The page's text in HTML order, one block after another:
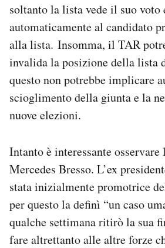
soltanto la lista vede il suo voto
automaticamente al candidato
alla lista. Insomma, il TAR
invalida la posizione della lista
questo non potrebbe implicare
scioglimento della giunta e la
nuove elezioni.
Intanto è interessante osservare
Mercedes Bresso. L’ex
stata inizialmente promotrice
per questo la definì “un caso
qualche settimana ritirò la sua
fare altrettanto alle altre forze